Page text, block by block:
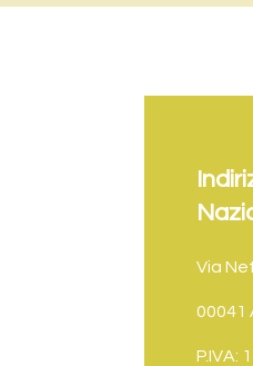
Via
00041
P.IVA: